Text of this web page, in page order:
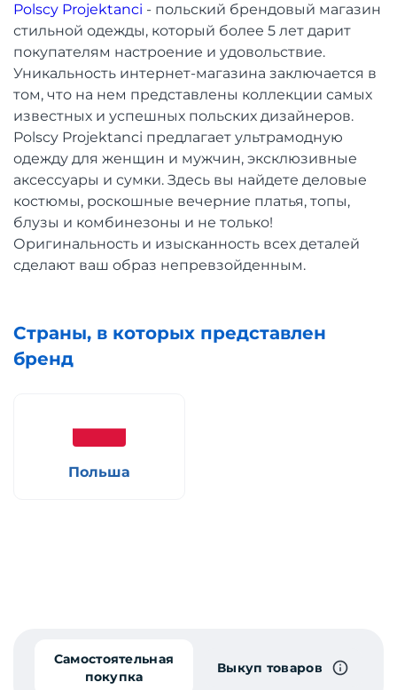
Polscy Projektanci - польский брендовый магазин
стильной одежды, который более 5 лет дарит
покупателям настроение и удовольствие.
Уникальность интернет-магазина заключается в
том, что на нем представлены коллекции самых
известных и успешных польских дизайнеров.
Polscy Projektanci предлагает ультрамодную
одежду для женщин и мужчин, эксклюзивные
аксессуары и сумки. Здесь вы найдете деловые
костюмы, роскошные вечерние платья, топы,
блузы и комбинезоны и не только!
Оригинальность и изысканность всех деталей
сделают ваш образ непревзойденным.
Страны, в которых представлен
бренд
Польша
Самостоятельная
покупка
Выкуп товаров